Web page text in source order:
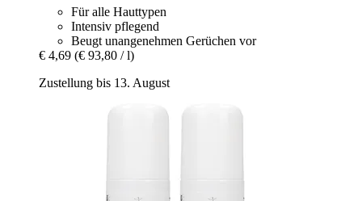
Für alle Hauttypen
Intensiv pflegend
Beugt unangenehmen Gerüchen vor
€ 4,69 (€ 93,80 / l)
Zustellung bis 13. August